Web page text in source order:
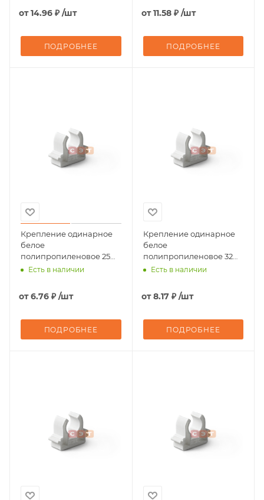
от14.96 ₽ /шт
ПОДРОБНЕЕ
от11.58 ₽ /шт
ПОДРОБНЕЕ
Крепление одинарное
белое
полипропиленовое 25
Pro Aqua
Есть в наличии
от6.76 ₽ /шт
ПОДРОБНЕЕ
Крепление одинарное
белое
полипропиленовое 32
Pro Aqua
Есть в наличии
от8.17 ₽ /шт
ПОДРОБНЕЕ